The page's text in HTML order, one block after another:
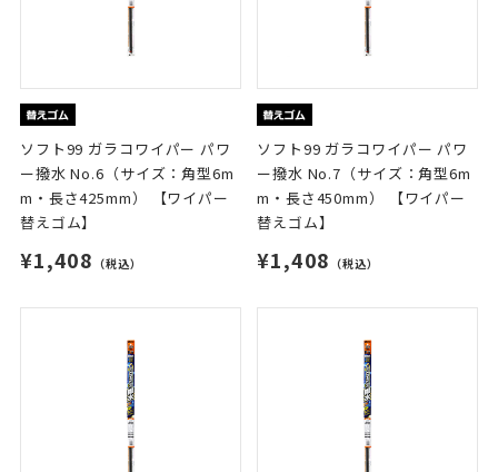
ソフト99 ガラコワイパー パワ
ー撥水 No.6（サイズ：角型6m
m・長さ425mm） 【ワイパー
替えゴム】
¥1,408 （税込）
ソフト99 ガラコワイパー パワ
ー撥水 No.7（サイズ：角型6m
m・長さ450mm） 【ワイパー
替えゴム】
¥1,408 （税込）